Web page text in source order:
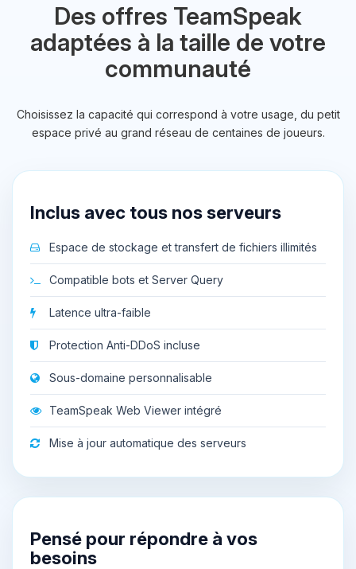
Des offres TeamSpeak
adaptées à la taille de votre
communauté
Choisissez la capacité qui correspond à votre usage, du petit
espace privé au grand réseau de centaines de joueurs.
Inclus avec tous nos serveurs
Espace de stockage et transfert de fichiers illimités
Compatible bots et Server Query
Latence ultra-faible
Protection Anti-DDoS incluse
Sous-domaine personnalisable
TeamSpeak Web Viewer intégré
Mise à jour automatique des serveurs
Pensé pour répondre à vos
besoins